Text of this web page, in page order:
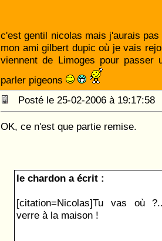
c'est gentil nicolas mais j'aurais
mon ami gilbert dupic où je vais
viennent de Limoges pour passer
parler pigeons
Posté le 25-02-2006 à
OK, ce n'est que partie remise.
le chardon a écrit :
[citation=Nicolas]Tu vas où
verre à la maison !